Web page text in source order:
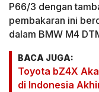
P66/3 dengan
pembakaran ini
dalam BMW M4
BACA JUGA:
Toyota bZ4X
di Indonesia